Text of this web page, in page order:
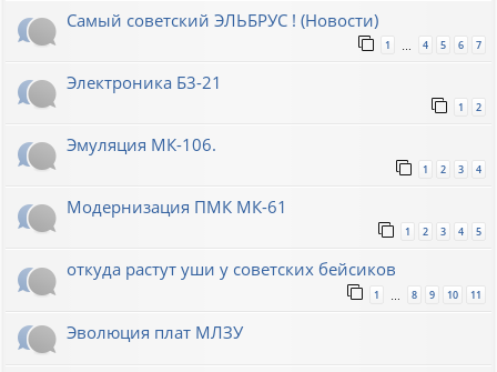
Самый советский ЭЛЬБРУС ! (Новости)
1 … 4 5 6 7
Электроника Б3-21
1 2
Эмуляция МК-106.
1 2 3 4
Модернизация ПМК МК-61
1 2 3 4 5
откуда растут уши у советских бейсиков
1 8 9 10 11
Эволюция плат МЛЗУ